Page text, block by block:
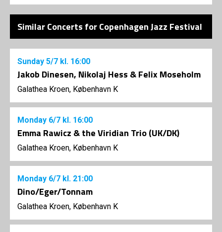
Similar Concerts for Copenhagen Jazz Festival
Sunday 5/7 kl. 16:00
Jakob Dinesen, Nikolaj Hess & Felix Moseholm
Galathea Kroen, København K
Monday 6/7 kl. 16:00
Emma Rawicz & the Viridian Trio (UK/DK)
Galathea Kroen, København K
Monday 6/7 kl. 21:00
Dino/Eger/Tonnam
Galathea Kroen, København K